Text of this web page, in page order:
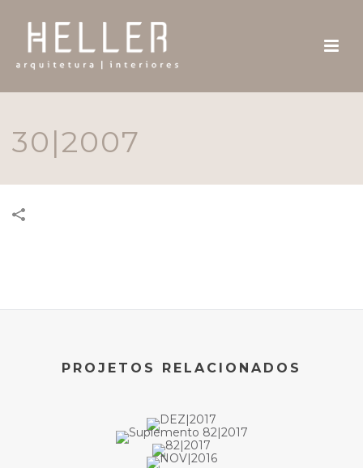
30|2007
PROJETOS RELACIONADOS